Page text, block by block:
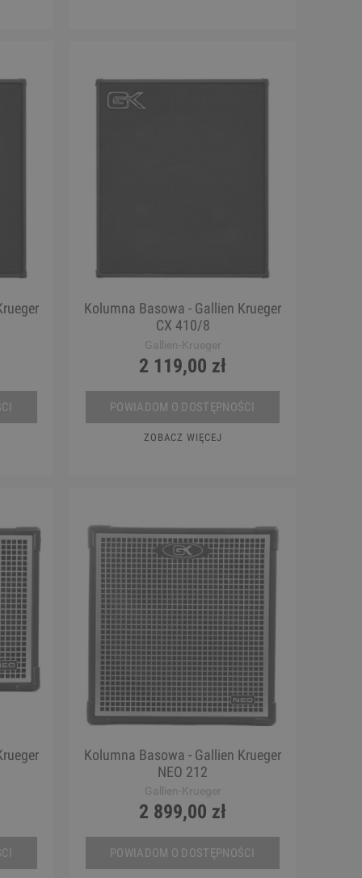
Kolumna Basowa - Gallien Krueger
CX 410/8
Gallien-Krueger
2 119,00 zł
POWIADOM O DOSTĘPNOŚCI
ZOBACZ WIĘCEJ
Kolumna Basowa - Gallien Krueger
NEO 212
Gallien-Krueger
2 899,00 zł
POWIADOM O DOSTĘPNOŚCI